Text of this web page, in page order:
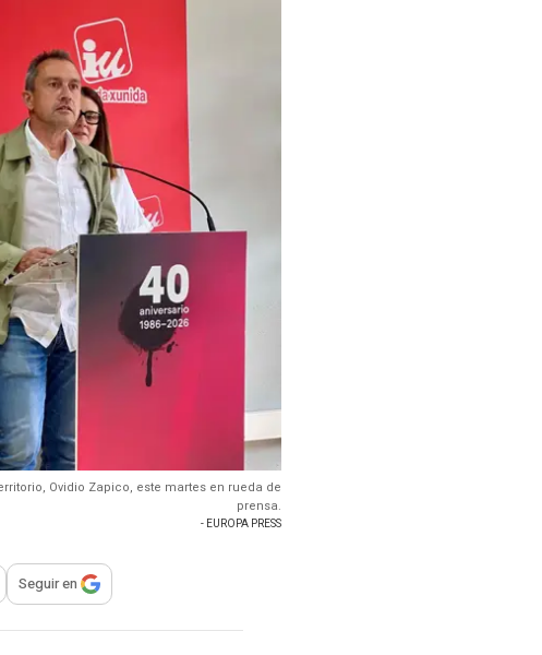
Ovidio Zapico, este martes en rueda de
prensa.
- EUROPA PRESS
para compartir
Seguir en